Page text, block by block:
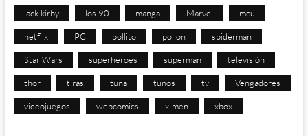
jack kirby los 90 manga Marvel mcu
netflix PC pollito pollon spiderman
Star Wars superhéroes superman televisión
thor tiras tuna tunos tv Vengadores
videojuegos webcomics x-men xbox